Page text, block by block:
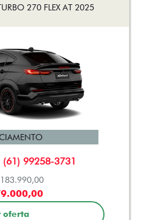
270 FLEX AT 2025
(61) 99258-3731
oferta